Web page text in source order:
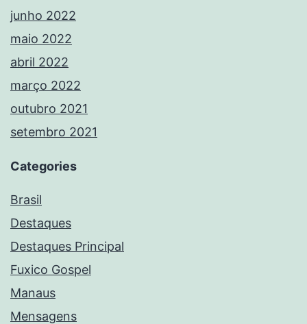
junho 2022
maio 2022
abril 2022
março 2022
outubro 2021
setembro 2021
Categories
Brasil
Destaques
Destaques Principal
Fuxico Gospel
Manaus
Mensagens